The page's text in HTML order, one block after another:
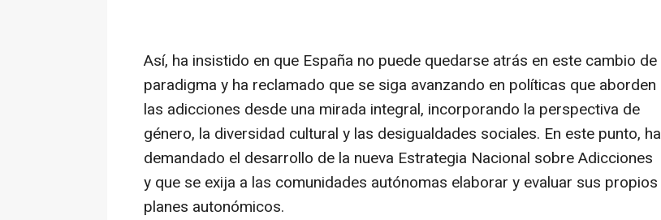
Así, ha insistido en que España no puede quedarse atrás en este cambio de
paradigma y ha reclamado que se siga avanzando en políticas que aborden
las adicciones desde una mirada integral, incorporando la perspectiva de
género, la diversidad cultural y las desigualdades sociales. En este punto, ha
demandado el desarrollo de la nueva Estrategia Nacional sobre Adicciones
y que se exija a las comunidades autónomas elaborar y evaluar sus propios
planes autonómicos.